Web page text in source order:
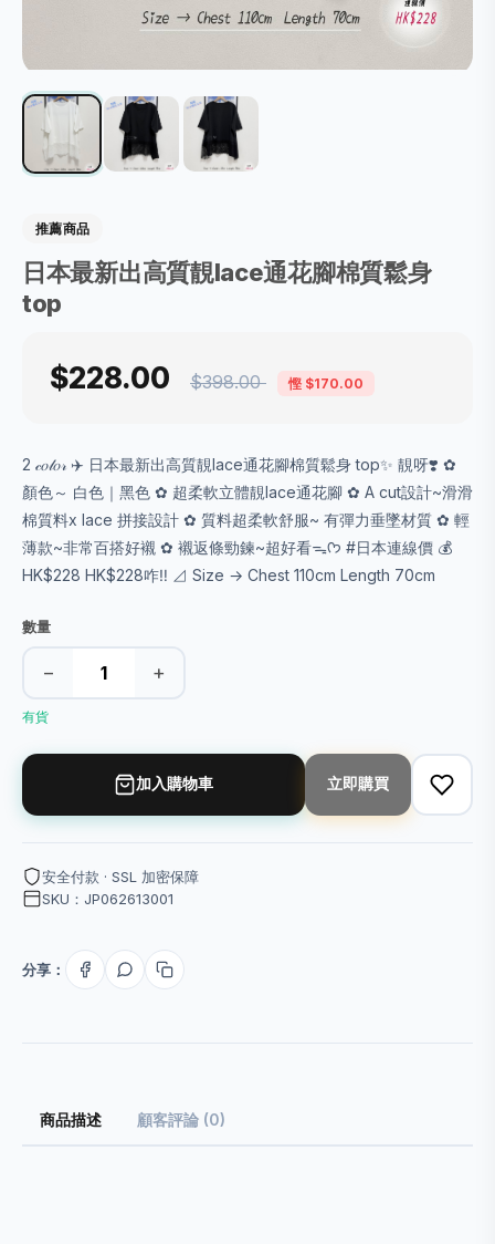
推薦商品
日本最新出高質靚lace通花腳棉質鬆身
top
$228.00 $398.00 慳 $170.00
2 𝒸𝑜𝓁𝑜𝓇 ✈️ 日本最新出高質靚lace通花腳棉質鬆身 top✨ 靚呀❣️ ✿
顏色～ 白色｜黑色 ✿ 超柔軟立體靚lace通花腳 ✿ A cut設計~滑滑
棉質料x lace 拼接設計 ✿ 質料超柔軟舒服~ 有彈力垂墜材質 ✿ 輕
薄款~非常百搭好襯 ✿ 襯返條勁鍊~超好看ᯓᡣ𐭩 #日本連線價 💰
HK$228 HK$228咋‼️ ⊿ Size → Chest 110cm Length 70cm
數量
− +
有貨
加入購物車 立即購買
安全付款 · SSL 加密保障
SKU：JP062613001
分享：
商品描述 顧客評論 (0)